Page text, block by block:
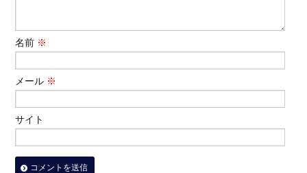
名前 ※
メール ※
サイト